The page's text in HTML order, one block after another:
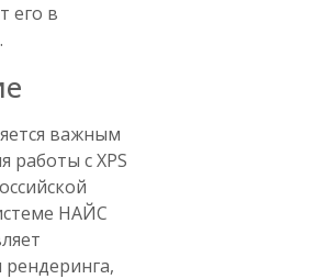
его в
важным
работы с XPS
НАЙС